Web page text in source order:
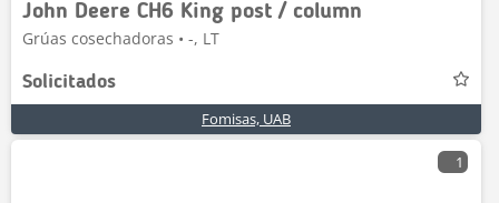
John Deere CH6 King post / column
Grúas cosechadoras • -, LT
Solicitados
Fomisas, UAB
1